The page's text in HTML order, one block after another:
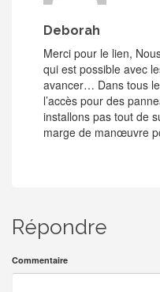
Deborah
Merci pour le lien,
qui est possible avec
avancer… Dans tous
l’accès pour des
installons pas tout de
marge de manœuvre
Répondre
Commentaire